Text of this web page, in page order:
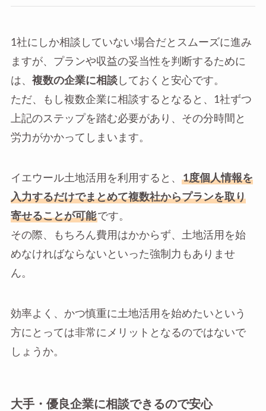
1社にしか相談していない場合だとスムーズに進み
ますが、プランや収益の妥当性を判断するために
は、 複数の企業に相談しておくと安心です。
ただ、もし複数企業に相談するとなると、1社ずつ
上記のステップを踏む必要があり、その分時間と
労力がかかってしまいます。
イエウール土地活用を利用すると、
1度個人情報を
入力するだけでまとめて複数社からプランを取り
寄せることが可能です。
その際、もちろん費用はかからず、土地活用を始
めなければならないといった強制力もありませ
ん。
効率よく、かつ慎重に土地活用を始めたいという
方にとっては非常にメリットとなるのではないで
しょうか。
大手・優良企業に相談できるので安心